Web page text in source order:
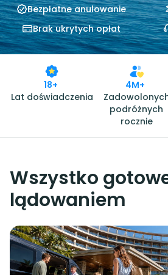
Bezpłatne anulowanie
Brak ukrytych opłat
18+
Lat doświadczenia
4M+
podróżnych
rocznie
Wszystko
lądowaniem